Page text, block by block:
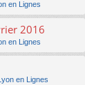
en Lignes
2016
en Lignes
en Lignes